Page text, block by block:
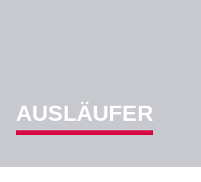
AUSLÄUFER